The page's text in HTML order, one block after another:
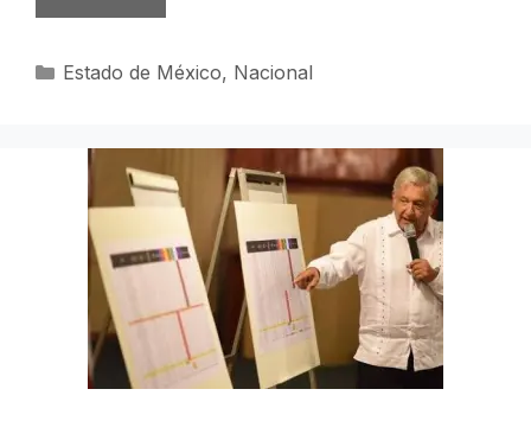
Categorías
Estado de México, Nacional